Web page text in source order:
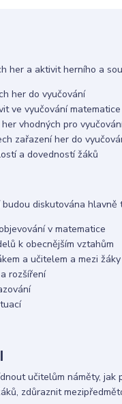
her a aktivit herního a
her do vyučování
ve vyučování matematice
vhodných pro
zařazení her do
a dovedností žáků
diskutována hlavně
v matematice
k obecnějším vztahům
a učitelem a mezi žáky
rozšíření
učitelům náměty,
zdůraznit